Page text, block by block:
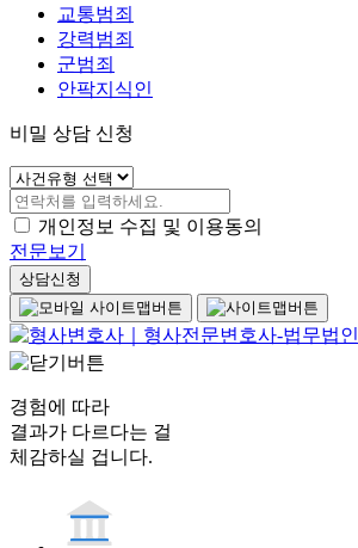
교통범죄
강력범죄
군범죄
안팍지식인
비밀 상담 신청
개인정보 수집 및 이용동의
전문보기
상담신청
경험에 따라
결과가 다르다는 걸
체감하실 겁니다.